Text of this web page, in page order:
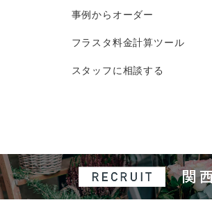
事例からオーダー
フラスタ料金計算ツール
スタッフに相談する